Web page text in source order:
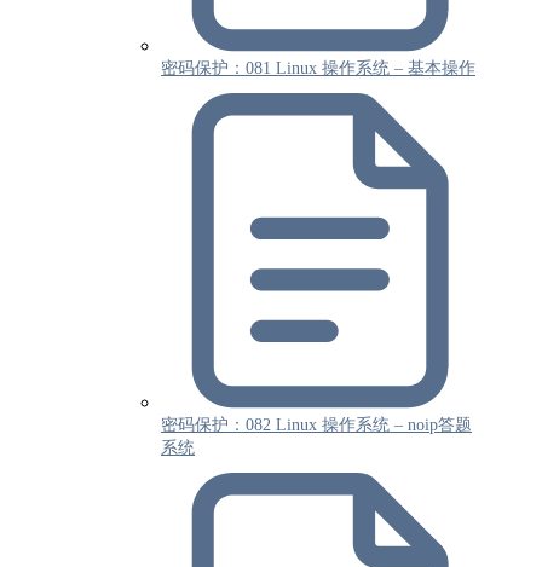
密码保护：081 Linux 操作系统 – 基本操作
密码保护：082 Linux 操作系统 – noip答题
系统